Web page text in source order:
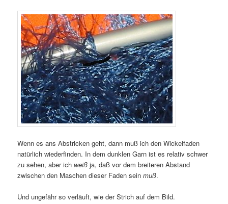
Wenn es ans Abstricken geht, dann muß ich den Wickelfaden
natürlich wiederfinden. In dem dunklen Garn ist es relativ schwer
zu sehen, aber ich weiß ja, daß vor dem breiteren Abstand
zwischen den Maschen dieser Faden seinmuß.
Und ungefähr so verläuft, wie der Strich auf dem Bild.